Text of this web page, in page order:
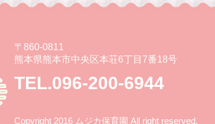
〒860-0811
熊本県熊本市中央区本荘6丁目7番18号
TEL.096-200-6944
Copyright 2016 ムジカ保育園 All right reserved.